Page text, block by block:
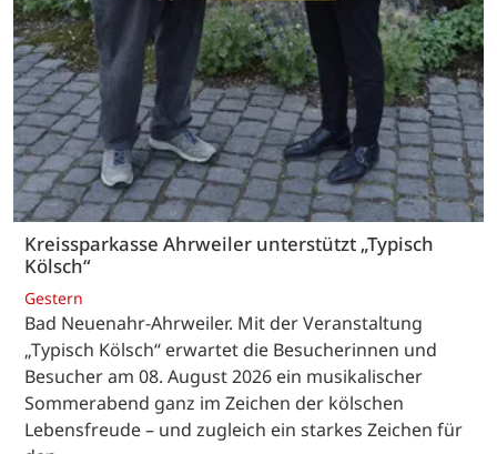
Kreissparkasse Ahrweiler unterstützt „Typisch
Kölsch“
Gestern
Bad Neuenahr-Ahrweiler. Mit der Veranstaltung
„Typisch Kölsch“ erwartet die Besucherinnen und
Besucher am 08. August 2026 ein musikalischer
Sommerabend ganz im Zeichen der kölschen
Lebensfreude – und zugleich ein starkes Zeichen für